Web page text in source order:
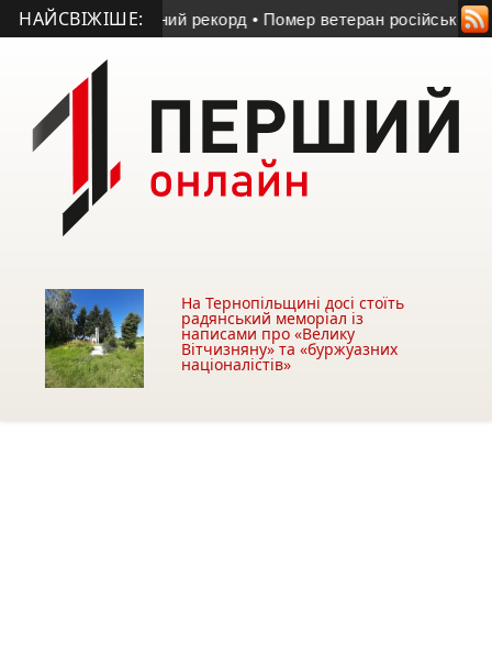
НАЙСВІЖІШЕ:рекорд • Помер ветеран російсько-
На Тернопільщині досі стоїть
радянський меморіал із
написами про «Велику
Вітчизняну» та «буржуазних
націоналістів»